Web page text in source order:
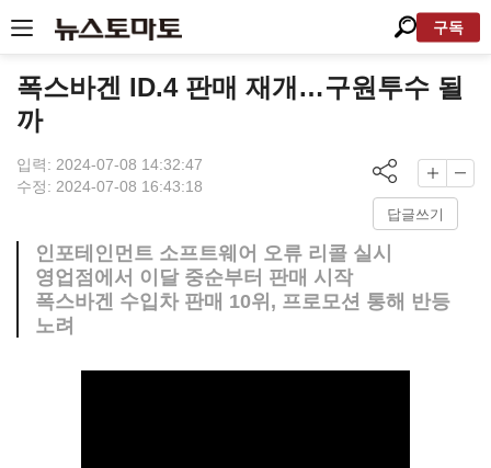
구독
폭스바겐 ID.4 판매 재개…구원투수 될
까
입력: 2024-07-08 14:32:47
수정: 2024-07-08 16:43:18
답글쓰기
인포테인먼트 소프트웨어 오류 리콜 실시
영업점에서 이달 중순부터 판매 시작
폭스바겐 수입차 판매 10위, 프로모션 통해 반등
노려